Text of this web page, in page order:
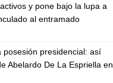
y pone bajo la lupa a
al entramado
posesión presidencial: así
Abelardo De La Espriella en